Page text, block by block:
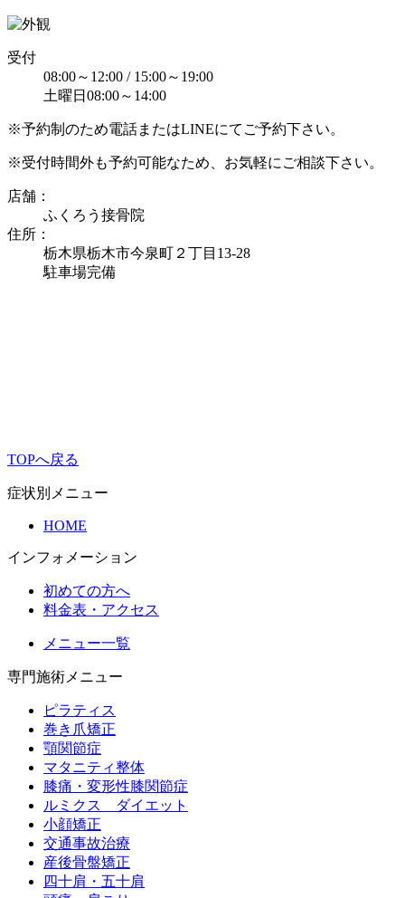
受付
08:00～12:00 / 15:00～19:00
土曜日08:00～14:00
※予約制のため電話またはLINEにてご予約下さい。
※受付時間外も予約可能なため、お気軽にご相談下さい。
店舗：
ふくろう接骨院
住所：
栃木県栃木市今泉町２丁目13-28
駐車場完備
TOPへ戻る
症状別メニュー
HOME
インフォメーション
初めての方へ
料金表・アクセス
メニュー一覧
専門施術メニュー
ピラティス
巻き爪矯正
顎関節症
マタニティ整体
膝痛・変形性膝関節症
ルミクス ダイエット
小顔矯正
交通事故治療
産後骨盤矯正
四十肩・五十肩